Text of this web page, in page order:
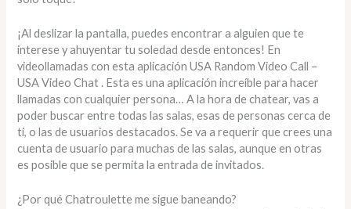
¡Al deslizar la pantalla, puedes encontrar a alguien que te
interese y ahuyentar tu soledad desde entonces! En
videollamadas con esta aplicación USA Random Video Call –
USA Video Chat . Esta es una aplicación increíble para hacer
llamadas con cualquier persona… A la hora de chatear, vas a
poder buscar entre todas las salas, esas de personas cerca de
ti, o las de usuarios destacados. Se va a requerir que crees una
cuenta de usuario para muchas de las salas, aunque en otras
es posible que se permita la entrada de invitados.
¿Por qué Chatroulette me sigue baneando?